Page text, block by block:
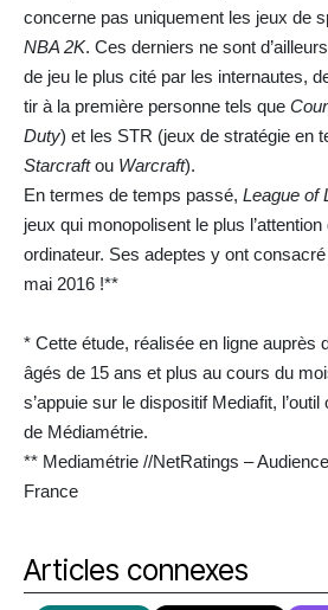
concerne pas uniquement les jeux de
NBA 2K. Ces derniers ne sont
de jeu le plus cité par les internautes,
tir à la première personne tels que
Duty) et les STR (jeux de stratégie en
Starcraftou Warcraft).
En termes de temps passé, League of
jeux qui monopolisent le plus
ordinateur. Ses adeptes y ont
mai 2016 !**
* Cette étude, réalisée en ligne auprès
âgés de 15 ans et plus au cours du
s’appuie sur le dispositif Mediafit,
de Médiamétrie.
** Mediamétrie //NetRatings –
France
Articles connexes